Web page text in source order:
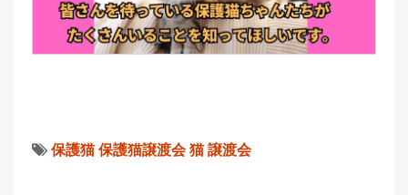
保護猫 保護猫譲渡会 猫 譲渡会